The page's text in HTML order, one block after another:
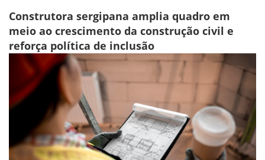
Construtora sergipana amplia quadro em
meio ao crescimento da construção civil e
reforça política de inclusão